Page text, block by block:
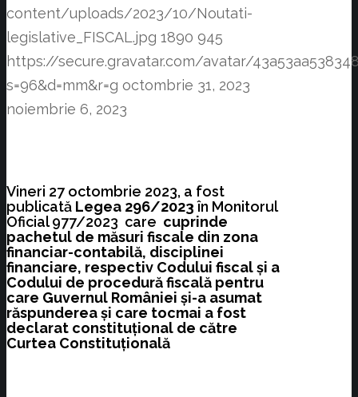
content/uploads/2023/10/Noutati-
legislative_FISCAL.jpg 1890 945
https://secure.gravatar.com/avatar/
s=96&d=mm&r=g octombrie 31, 2023
noiembrie 6, 2023
Vineri 27 octombrie 2023, a fost
publicată Legea 296/2023în Monitorul
Oficial 977/2023 care cuprinde
pachetul de măsuri fiscale din zona
financiar-contabilă, disciplinei
financiare, respectiv Codului fiscal și a
Codului de procedură fiscală pentru
care Guvernul României și-a asumat
răspunderea și care tocmai a fost
declarat constituțional de către
Curtea Constituțională